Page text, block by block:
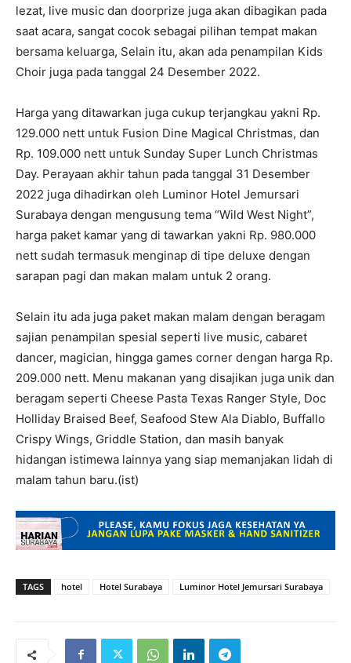
lezat, live music dan doorprize juga akan dibagikan pada
saat acara, sangat cocok sebagai pilihan tempat makan
bersama keluarga, Selain itu, akan ada penampilan Kids
Choir juga pada tanggal 24 Desember 2022.
Harga yang ditawarkan juga cukup terjangkau yakni Rp.
129.000 nett untuk Fusion Dine Magical Christmas, dan
Rp. 109.000 nett untuk Sunday Super Lunch Christmas
Day. Perayaan akhir tahun pada tanggal 31 Desember
2022 juga dihadirkan oleh Luminor Hotel Jemursari
Surabaya dengan mengusung tema “Wild West Night”,
harga paket kamar yang di tawarkan yakni Rp. 980.000
nett sudah termasuk menginap di tipe deluxe dengan
sarapan pagi dan makan malam untuk 2 orang.
Selain itu ada juga paket makan malam dengan beragam
sajian penampilan spesial seperti live music, cabaret
dancer, magician, hingga games corner dengan harga Rp.
209.000 nett. Menu makanan yang disajikan juga unik dan
beragam seperti Cheese Pasta Texas Ranger Style, Doc
Holliday Braised Beef, Seafood Stew Ala Diablo, Buffallo
Crispy Wings, Griddle Station, dan masih banyak
hidangan istimewa lainnya yang siap memanjakan lidah di
malam tahun baru.(ist)
TAGS hotel Hotel Surabaya Luminor Hotel Jemursari Surabaya